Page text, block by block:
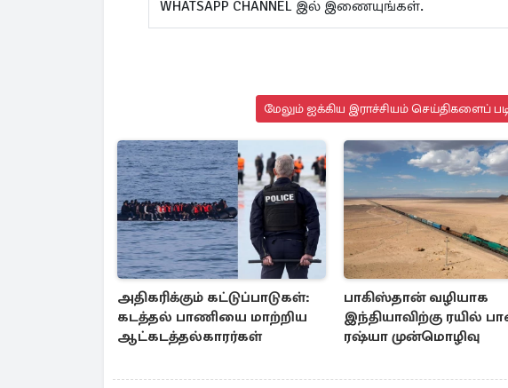
WHATSAPP CHANNEL இல் இணையுங்கள்.
மேலும் ஐக்கிய இராச்சியம் செய்திகளைப்
அதிகரிக்கும் கட்டுப்பாடுகள்:
கடத்தல் பாணியை மாற்றிய
ஆட்கடத்தல்காரர்கள்
பாகிஸ்தான் வழியாக
இந்தியாவிற்கு ரயில்
ரஷ்யா முன்மொழிவு